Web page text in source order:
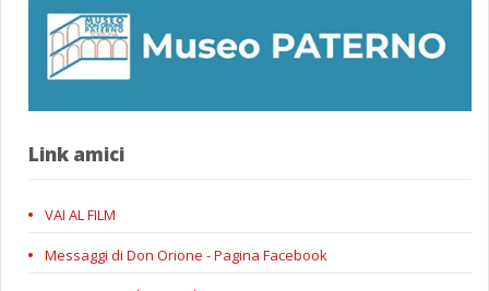
Link amici
VAI AL FILM
Messaggi di Don Orione - Pagina Facebook